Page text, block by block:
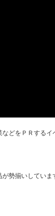
どをＰＲするイ
勢揃いしていま